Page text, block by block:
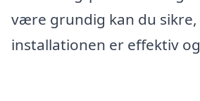
være grundig kan du sikre,
installationen er effektiv